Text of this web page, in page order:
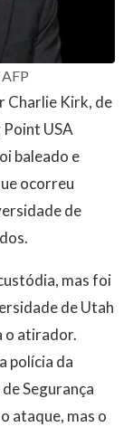
Charlie Kirk, de
USA
baleado e
ocorreu
de
mas foi
de Utah
o atirador.
polícia da
Segurança
ataque, mas o